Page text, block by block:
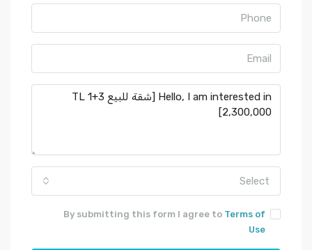
Select
By submitting this form I agree to Terms of
Use